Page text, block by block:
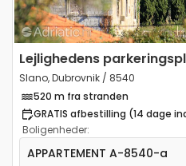
Lejlighedens
Slano, Dubrovnik / 8540
520 m fra stranden
GRATIS afbestilling (14 dage
Boligenheder:
Toværelses lejlighed
APPARTEMENT A-8540-a